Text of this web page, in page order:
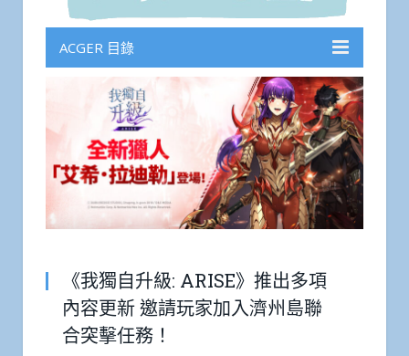
ACGER 目錄
《我獨自升級: ARISE》推出多項
內容更新 邀請玩家加入濟州島聯
合突擊任務！